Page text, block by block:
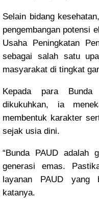
Selain bidang
pengembangan potensi
Usaha Peningkatan
sebagai salah satu
masyarakat di tingkat
Kepada para
dikukuhkan, ia
membentuk karakter
sejak usia dini.
“Bunda PAUD adalah
generasi emas.
layanan PAUD yang
katanya.